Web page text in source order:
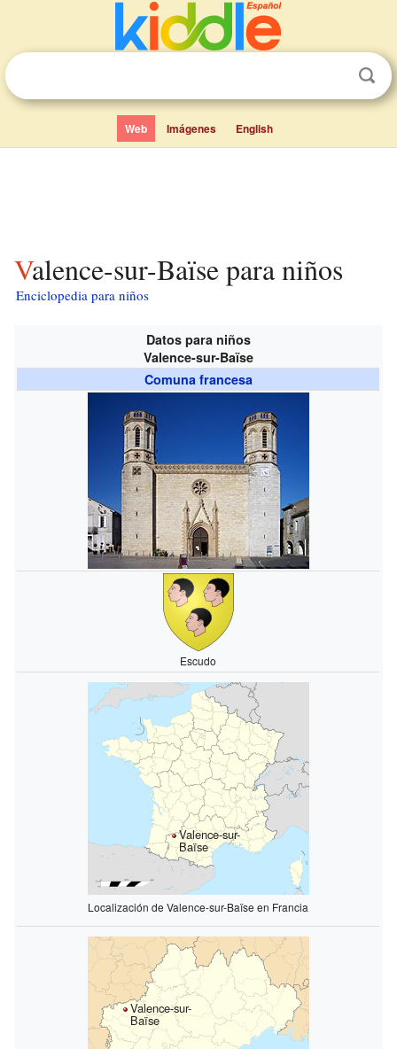
Web Imágenes English
Valence-sur-Baïse para niños
Enciclopedia para niños
Datos para niños
Valence-sur-Baïse
Comuna francesa
Escudo
Valence-sur-
Baïse
Localización de Valence-sur-Baïse en Francia
Valence-sur-
Baïse